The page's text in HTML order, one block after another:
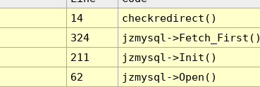
14
checkredirect()
324
jzmysql-
211
jzmysql->Init()
62
jzmysql->Open()